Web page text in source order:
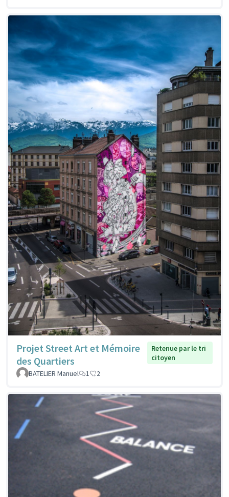
Projet Street Art et Mémoire
des Quartiers
Retenue par le tri
citoyen
BATELIER Manuel
1 2